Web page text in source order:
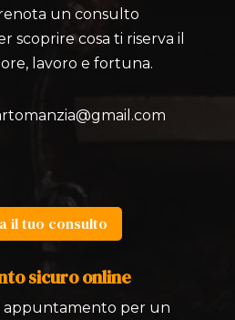
un consulto
scoprire cosa ti riserva il
lavoro e fortuna.
il tuo consulto
sicuro online
appuntamento per un